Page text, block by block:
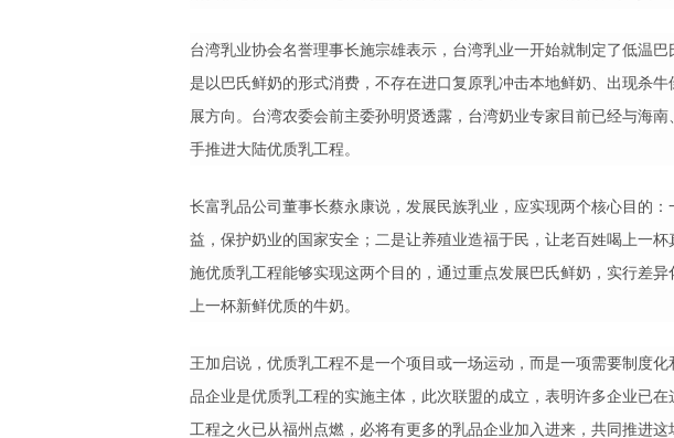
台湾乳业协会名誉理事长施宗雄表示，台湾乳业一开始就制定了低温
是以巴氏鲜奶的形式消费，不存在进口复原乳冲击本地鲜奶、出现杀
展方向。台湾农委会前主委孙明贤透露，台湾奶业专家目前已经与海
手推进大陆优质乳工程。
长富乳品公司董事长蔡永康说，发展民族乳业，应实现两个核心目的
益，保护奶业的国家安全；二是让养殖业造福于民，让老百姓喝上一
施优质乳工程能够实现这两个目的，通过重点发展巴氏鲜奶，实行差
上一杯新鲜优质的牛奶。
王加启说，优质乳工程不是一个项目或一场运动，而是一项需要制度
品企业是优质乳工程的实施主体，此次联盟的成立，表明许多企业已
工程之火已从福州点燃，必将有更多的乳品企业加入进来，共同推进